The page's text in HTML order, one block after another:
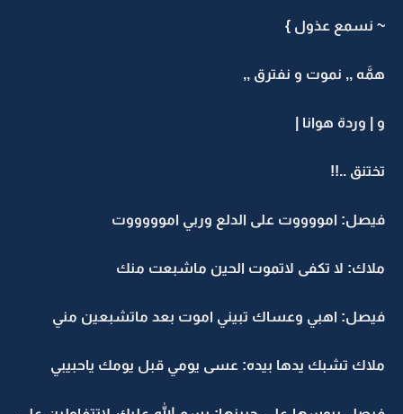
~ نسمع عذول }
همَّه ,, نموت و نفترق ,,
و | وردة هوانا |
تختنق ..!!
فيصل: امووووت على الدلع وربي اموووووت
ملاك: لا تكفى لاتموت الحين ماشبعت منك
فيصل: اهبي وعساك تبيني اموت بعد ماتشبعين مني
ملاك تشبك يدها بيده: عسى يومي قبل يومك ياحبيبي